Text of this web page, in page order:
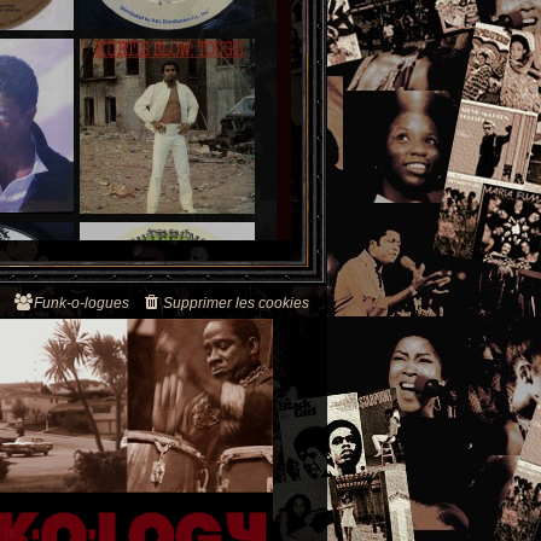
Supprimer les cookies
Funk-o-logues